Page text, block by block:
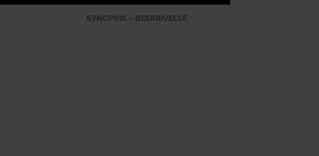
SYNOPSIS – BESKRIVELSE